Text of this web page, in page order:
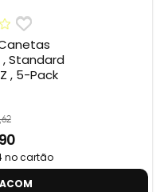
, Standard
, 5-Pack
no cartão